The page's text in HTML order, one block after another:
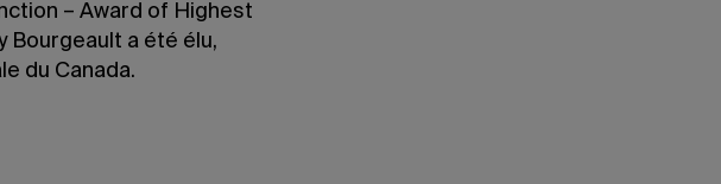
– Award of Highest
Bourgeault a été élu,
du Canada.